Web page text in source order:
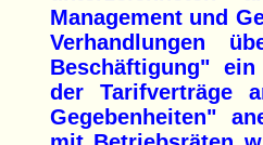
Management und
Verhandlungen
Beschäftigung"
der Tarifverträge
Gegebenheiten"